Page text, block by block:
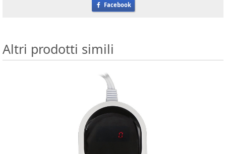
Facebook
Altri prodotti simili